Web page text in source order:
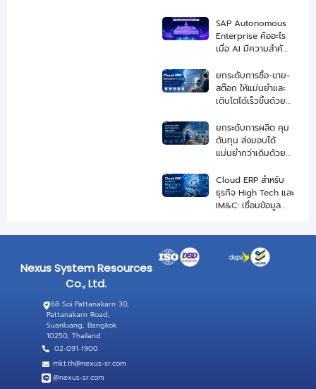
พร้อมขยายธุรกิจ
SAP Autonomous
Enterprise คืออะไร
เมื่อ AI มีความสำคัญ
ยกระดับการซื้อ-ขาย-
สต๊อก ให้แม่นยำและ
เติบโตได้เร็วขึ้นด้วย
ธุรกิจ Trading
ยกระดับการผลิต คุม
ต้นทุน ส่งมอบได้
แม่นยำกว่าเดิมด้วย
ธุรกิจอุตสาหกรรมรับ
ผลิต OEM
Cloud ERP สำหรับ
ธุรกิจ High Tech และ
IM&C: เชื่อมข้อมูล
Nexus System Resources
Co., Ltd.
268 Soi Pattanakarn 30,
Pattanakarn Road,
Suanluang, Bangkok
10250, Thailand
02-091-1900
mkt.th@nexus-sr.com
@nexus-sr.com